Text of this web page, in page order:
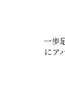
一歩
にア